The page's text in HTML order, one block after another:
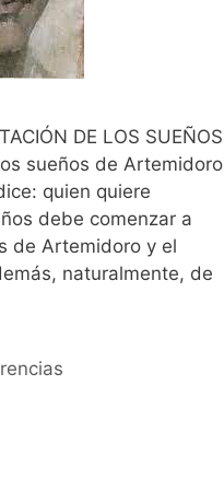
DE LOS SUEÑOS
sueños de Artemidoro
quien quiere
debe comenzar a
de Artemidoro y el
naturalmente, de